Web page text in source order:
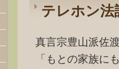
テレホン法
真言宗豊山派佐
「もとの家族に